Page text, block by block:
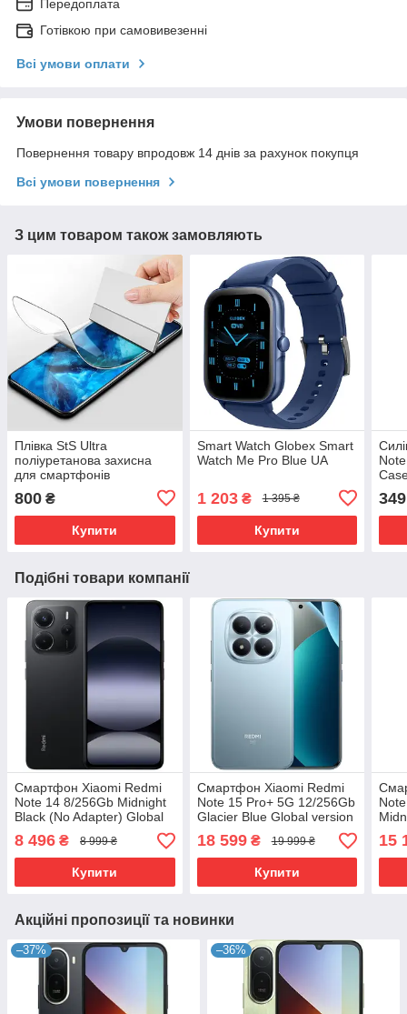
Передоплата
Готівкою при самовивезенні
Всі умови оплати
Умови повернення
Повернення товару впродовж 14 днів за рахунок покупця
Всі умови повернення
З цим товаром також замовляють
Плівка StS Ultra
поліуретанова захисна
для смартфонів
800 ₴
Купити
Smart Watch Globex Smart
Watch Me Pro Blue UA
1 203₴ 1 395 ₴
Купити
349
Подібні товари компанії
Смартфон Xiaomi Redmi
Note 14 8/256Gb Midnight
Black (No Adapter) Global
version
8 496 ₴ 8 999 ₴
Купити
Смартфон Xiaomi Redmi
Note 15 Pro+ 5G 12/256Gb
Glacier Blue Global version
18 599₴ 19 999 ₴
Купити
15
Акційні пропозиції та новинки
–37% –36%